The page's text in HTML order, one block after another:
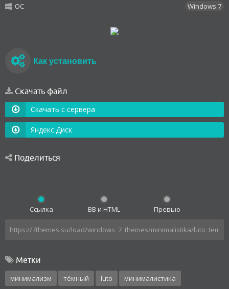
OC
Windows 7
Как установить
Скачать файл
Скачать с сервера
Яндекс.Диск
Поделиться
Ссылка BB и HTML Превью
Метки
минимализм тёмный luto минималистика